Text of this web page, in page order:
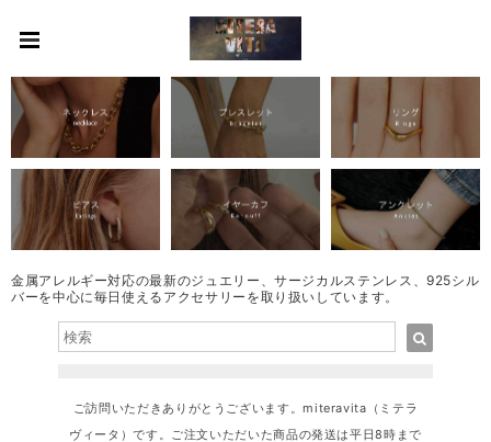
金属アレルギー対応の最新のジュエリー、サージカルステンレス、925シル
バーを中心に毎日使えるアクセサリーを取り扱いしています。
ご訪問いただきありがとうございます。miteravita（ミテラ
ヴィータ）です。ご注文いただいた商品の発送は平日8時まで